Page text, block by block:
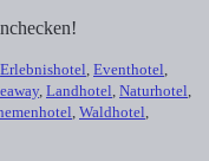
Erlebnishotel Eventhotel
, Landhotel Naturhotel
Waldhotel